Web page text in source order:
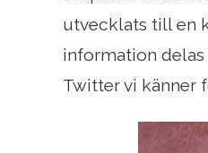
utvecklats till en
information delas
Twitter vi känner